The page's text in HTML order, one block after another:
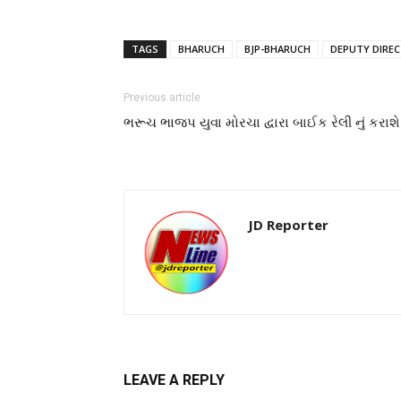
TAGS BHARUCH BJP-BHARUCH DEPUTY
Previous article
ભરૂચ ભાજપ યુવા મોરચા દ્વારા બાઈક રેલી નું
JD Reporter
LEAVE A REPLY